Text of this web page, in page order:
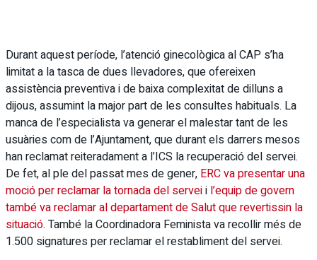
Durant aquest període, l’atenció ginecològica al CAP s’ha
limitat a la tasca de dues llevadores, que ofereixen
assistència preventiva i de baixa complexitat de dilluns a
dijous, assumint la major part de les consultes habituals. La
manca de l’especialista va generar el malestar tant de les
usuàries com de l’Ajuntament, que durant els darrers mesos
han reclamat reiteradament a l’ICS la recuperació del servei.
De fet, al ple del passat mes de gener, ERC va presentar una
moció per reclamar la tornada del serveii l’equip de govern
també va reclamar al departament de Salut que revertissin la
situació. També la Coordinadora Feminista va recollir més de
1.500 signatures per reclamar el restabliment del servei.